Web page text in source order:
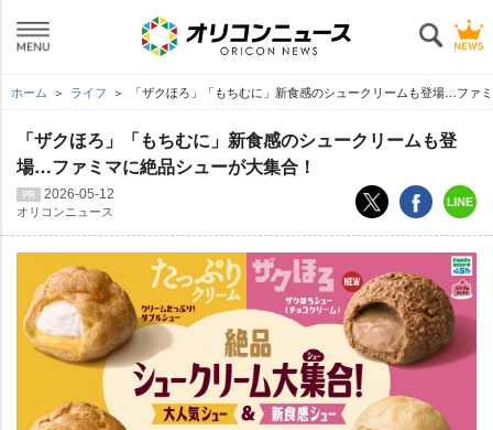
ホーム ライフ 「ザクほろ」「もちむに」新食感のシュークリームも登場…ファ
「ザクほろ」「もちむに」新食感のシュークリームも登
場…ファミマに絶品シューが大集合！
2026-05-12
オリコンニュース